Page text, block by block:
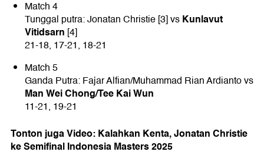
Match 4
Tunggal putra: Jonatan Christie [3] vsKunlavut
Vitidsarn [4]
21-18, 17-21, 18-21
Match 5
Ganda Putra: Fajar Alfian/Muhammad Rian Ardianto vs
Man Wei Chong/Tee Kai Wun
11-21, 19-21
Tonton juga Video: Kalahkan Kenta, Jonatan Christie
ke Semifinal Indonesia Masters 2025